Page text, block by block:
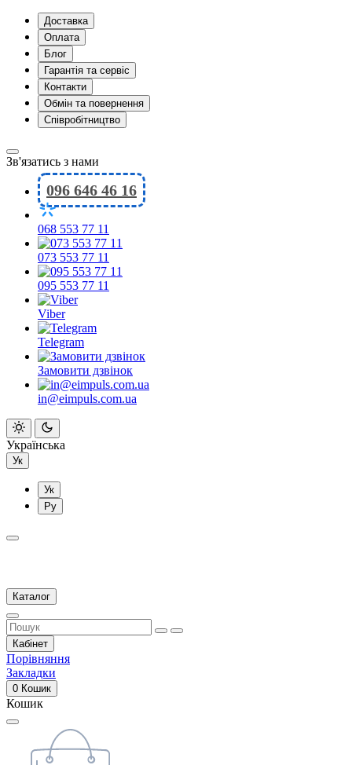
Доставка
Оплата
Блог
Гарантія та сервіс
Контакти
Обмін та повернення
Співробітництво
Зв'язатись з нами
096 646 46 16
068 553 77 11
073 553 77 11
095 553 77 11
Viber
Telegram
Замовити дзвінок
in@eimpuls.com.ua
Українська
Ук
Ук
Ру
Каталог
Кабінет
Порівняння
Закладки
0 Кошик
Кошик